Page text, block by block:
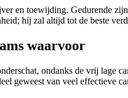
en toewijding. Gedurende
hij zal altijd tot de beste
waarvoor
ondanks de vrij lage
geweest van veel effectieve